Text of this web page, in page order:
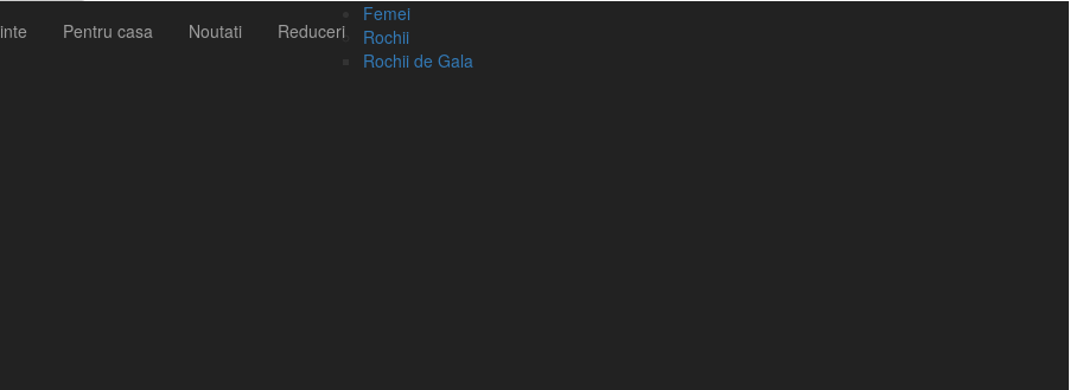
Pentru casa Noutati Reduceri
Femei
Rochii
Rochii de Gala